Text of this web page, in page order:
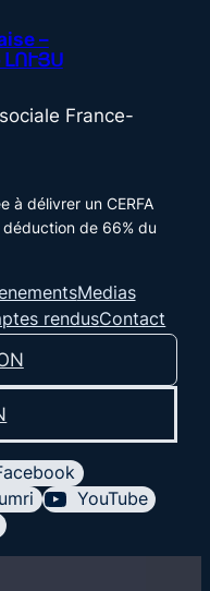
–
France-
à délivrer un CERFA
de 66% du
Medias
rendusContact
YouTube